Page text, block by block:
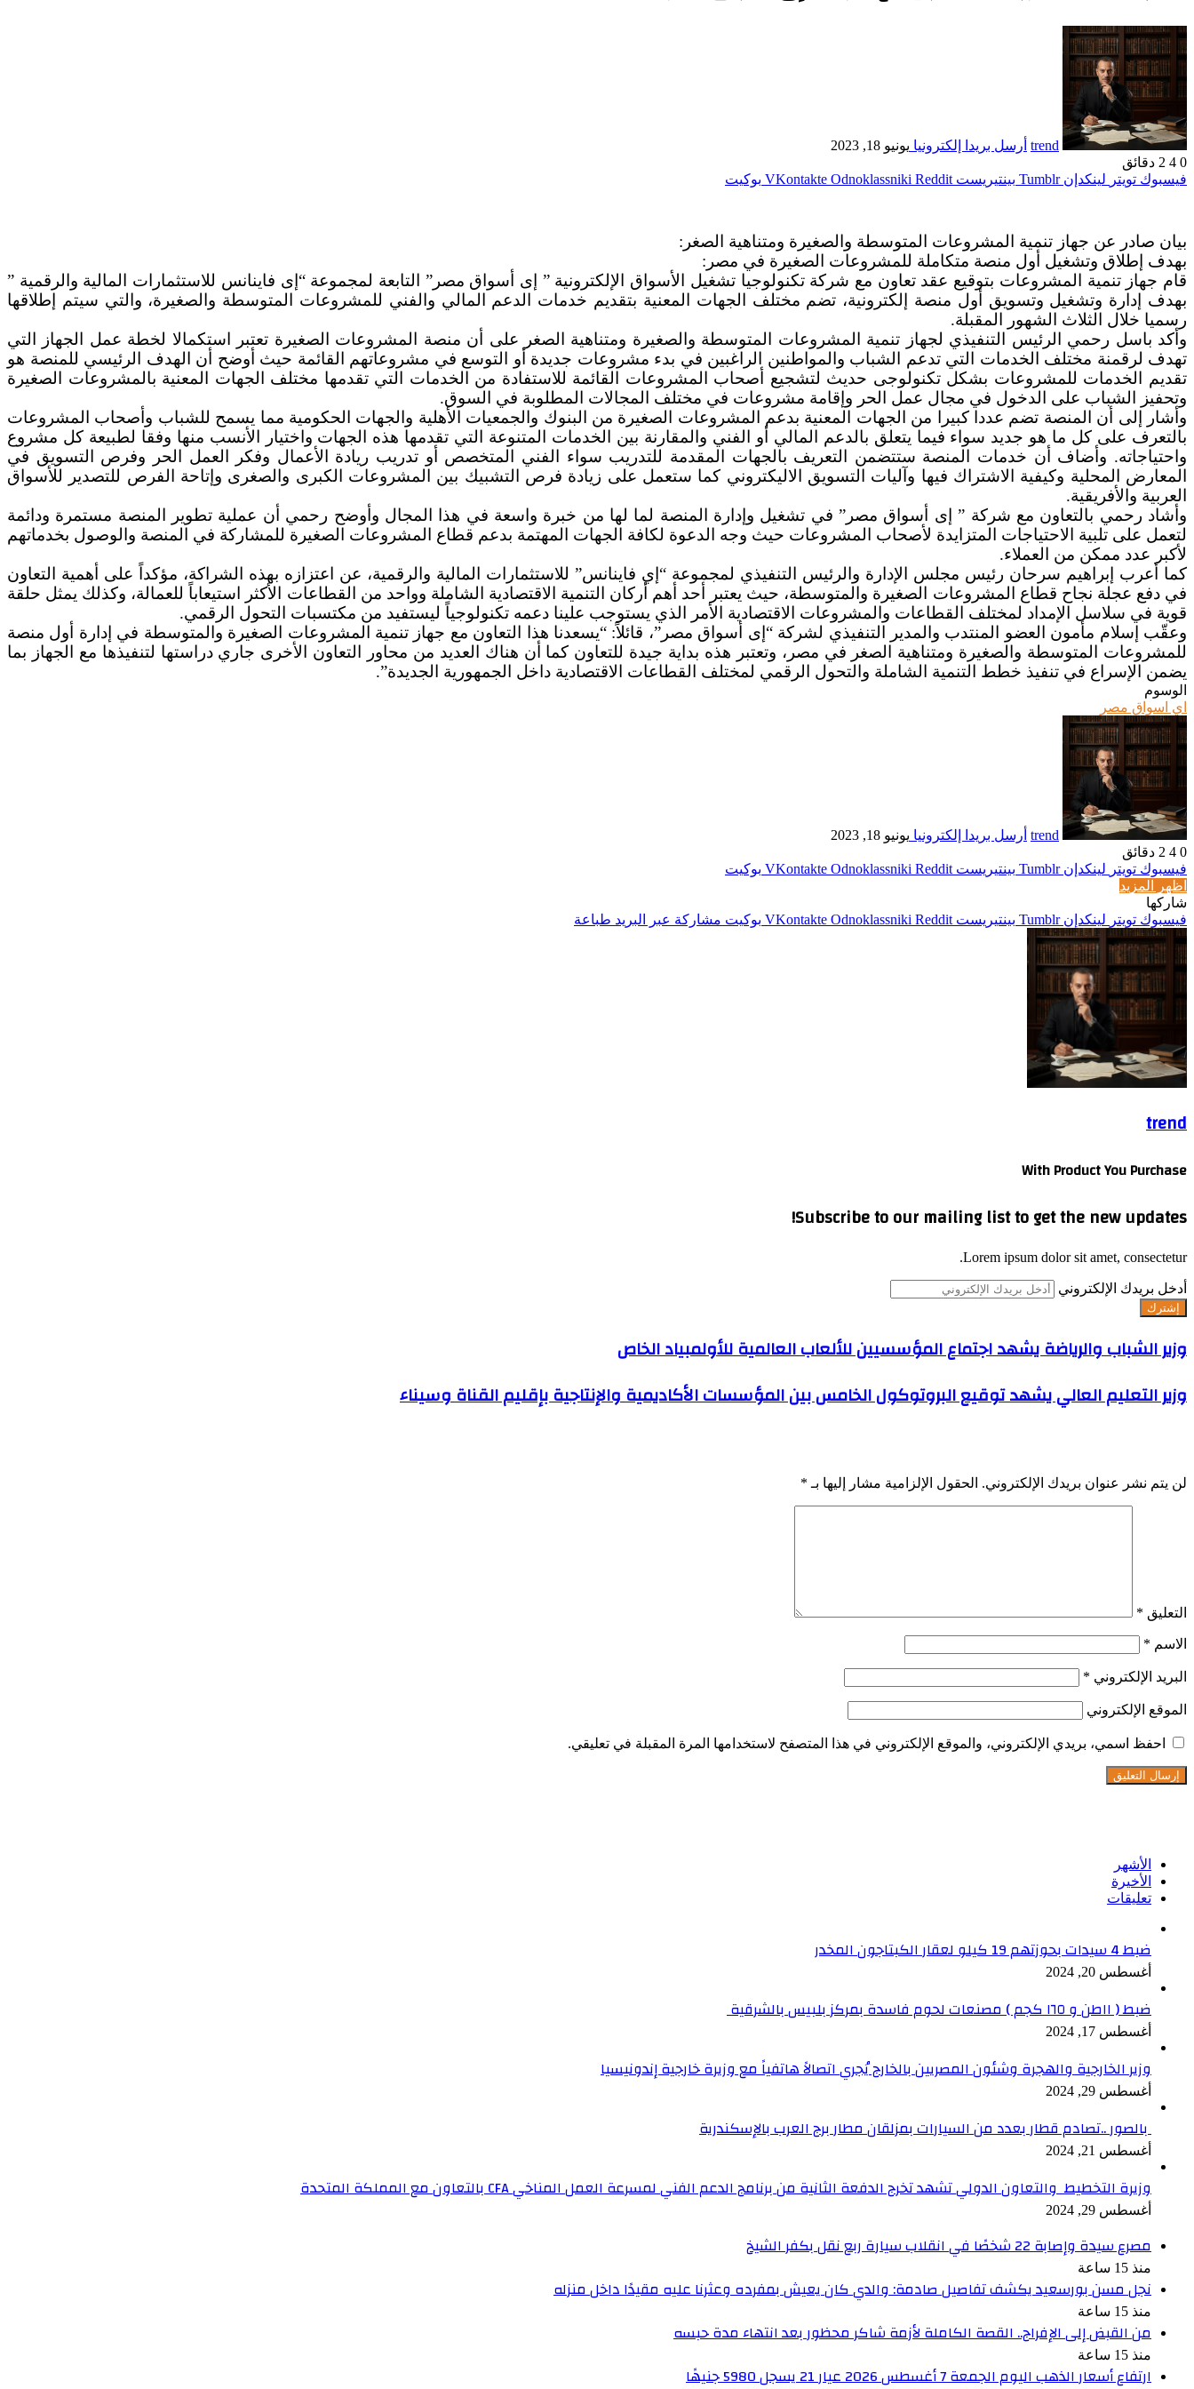
trend أرسل بريدا إلكترونيا يونيو 18, 2023
0
2 دقائق
فيسبوك تويتر لينكدإن بينتيريست Odnoklassniki بوكيت
بيان صادر عن جهاز تنمية المشروعات المتوسطة والصغيرة ومتناهية الصغر:
بهدف إطلاق وتشغيل أول منصة متكاملة للمشروعات الصغيرة في مصر:
قام جهاز تنمية المشروعات بتوقيع عقد تعاون مع شركة تكنولوجيا تشغيل الأسواق الإلكترونية ” إى أسواق مصر” التابعة لمجموعة “إى فاينانس للاستثمارات المالية والرقمية ”
بهدف إدارة وتشغيل وتسويق أول منصة إلكترونية، تضم مختلف الجهات المعنية بتقديم خدمات الدعم المالي والفني للمشروعات المتوسطة والصغيرة، والتي سيتم إطلاقها
رسميا خلال الثلاث الشهور المقبلة.
وأكد باسل رحمي الرئيس التنفيذي لجهاز تنمية المشروعات المتوسطة والصغيرة ومتناهية الصغر على أن منصة المشروعات الصغيرة تعتبر استكمالا لخطة عمل الجهاز التي
تهدف لرقمنة مختلف الخدمات التي تدعم الشباب والمواطنين الراغبين في بدء مشروعات جديدة أو التوسع في مشروعاتهم القائمة حيث أوضح أن الهدف الرئيسي للمنصة هو
تقديم الخدمات للمشروعات بشكل تكنولوجى حديث لتشجيع أصحاب المشروعات القائمة للاستفادة من الخدمات التي تقدمها مختلف الجهات المعنية بالمشروعات الصغيرة
وتحفيز الشباب على الدخول في مجال عمل الحر وإقامة مشروعات في مختلف المجالات المطلوبة في السوق.
وأشار إلى أن المنصة تضم عددا كبيرا من الجهات المعنية بدعم المشروعات الصغيرة من البنوك والجمعيات الأهلية والجهات الحكومية مما يسمح للشباب وأصحاب المشروعات
بالتعرف على كل ما هو جديد سواء فيما يتعلق بالدعم المالي أو الفني والمقارنة بين الخدمات المتنوعة التي تقدمها هذه الجهات واختيار الأنسب منها وفقا لطبيعة كل مشروع
واحتياجاته. وأضاف أن خدمات المنصة ستتضمن التعريف بالجهات المقدمة للتدريب سواء الفني المتخصص أو تدريب ريادة الأعمال وفكر العمل الحر وفرص التسويق في
المعارض المحلية وكيفية الاشتراك فيها وآليات التسويق الاليكتروني كما ستعمل على زيادة فرص التشبيك بين المشروعات الكبرى والصغرى وإتاحة الفرص للتصدير للأسواق
العربية والأفريقية.
وأشاد رحمي بالتعاون مع شركة ” إى أسواق مصر” في تشغيل وإدارة المنصة لما لها من خبرة واسعة في هذا المجال وأوضح رحمي أن عملية تطوير المنصة مستمرة ودائمة
لتعمل على تلبية الاحتياجات المتزايدة لأصحاب المشروعات حيث وجه الدعوة لكافة الجهات المهتمة بدعم قطاع المشروعات الصغيرة للمشاركة في المنصة والوصول بخدماتهم
لأكبر عدد ممكن من العملاء.
كما أعرب إبراهيم سرحان رئيس مجلس الإدارة والرئيس التنفيذي لمجموعة “إي فاينانس” للاستثمارات المالية والرقمية، عن اعتزازه بهذه الشراكة، مؤكداً على أهمية التعاون
في دفع عجلة نجاح قطاع المشروعات الصغيرة والمتوسطة، حيث يعتبر أحد أهم أركان التنمية الاقتصادية الشاملة وواحد من القطاعات الأكثر استيعاباً للعمالة، وكذلك يمثل حلقة
قوية في سلاسل الإمداد لمختلف القطاعات والمشروعات الاقتصادية الأمر الذي يستوجب علينا دعمه تكنولوجياً ليستفيد من مكتسبات التحول الرقمي.
وعقّب إسلام مأمون العضو المنتدب والمدير التنفيذي لشركة “إى أسواق مصر”، قائلاً: “يسعدنا هذا التعاون مع جهاز تنمية المشروعات الصغيرة والمتوسطة في إدارة أول منصة
للمشروعات المتوسطة والصغيرة ومتناهية الصغر في مصر، وتعتبر هذه بداية جيدة للتعاون كما أن هناك العديد من محاور التعاون الأخرى جاري دراستها لتنفيذها مع الجهاز بما
يضمن الإسراع في تنفيذ خطط التنمية الشاملة والتحول الرقمي لمختلف القطاعات الاقتصادية داخل الجمهورية الجديدة”.
الوسوم
اي اسواق مصر
trend أرسل بريدا إلكترونيا يونيو 18, 2023
0
2 دقائق
فيسبوك تويتر لينكدإن بينتيريست Odnoklassniki
بوكيت
اظهر المزيد
شاركها
فيسبوك تويتر لينكدإن بينتيريست Odnoklassniki بوكيت مشاركة عبر البريد طباعة
trend
With Product You Purchase
Subscribe to our mailing list to get the new updates!
Lorem ipsum dolor sit amet, consectetur.
أدخل بريدك الإلكتروني
وزير الشباب والرياضة يشهد اجتماع المؤسسيين للألعاب العالمية للأولمبياد الخاص
وزير التعليم العالي يشهد توقيع البروتوكول الخامس بين المؤسسات الأكاديمية والإنتاجية بإقليم القناة وسيناء
لن يتم نشر عنوان بريدك الإلكتروني. الحقول الإلزامية مشار إليها بـ *
التعليق *
الاسم *
البريد الإلكتروني *
الموقع الإلكتروني
احفظ اسمي، بريدي الإلكتروني، والموقع الإلكتروني في هذا المتصفح لاستخدامها المرة المقبلة في تعليقي.
الأشهر
الأخيرة
تعليقات
ضبط 4 سيدات بحوزتهم 19 كيلو لعقار الكبتاجون المخدر
أغسطس 20, 2024
ضبط ( ١١طن و ١٦٥ كجم ) مصنعات لحوم فاسدة بمركز بلبيس بالشرقية
أغسطس 17, 2024
وزير الخارجية والهجرة وشئون المصريين بالخارج يُجري اتصالاً هاتفياً مع وزيرة خارجية إندونيسيا
أغسطس 29, 2024
بالصور ..تصادم قطار بعدد من السيارات بمزلقان مطار برج العرب بالإسكندرية
أغسطس 21, 2024
وزيرة التخطيط والتعاون الدولي تشهد تخرج الدفعة الثانية من برنامج الدعم الفني لمسرعة العمل المناخي CFA بالتعاون مع المملكة المتحدة
أغسطس 29, 2024
مصرع سيدة وإصابة 22 شخصًا في انقلاب سيارة ربع نقل بكفر الشيخ
منذ 15 ساعة
نجل مسن بورسعيد يكشف تفاصيل صادمة: والدي كان يعيش بمفرده وعثرنا عليه مقيدًا داخل منزله
منذ 15 ساعة
من القبض إلى الإفراج.. القصة الكاملة لأزمة شاكر محظور بعد انتهاء مدة حبسه
منذ 15 ساعة
ارتفاع أسعار الذهب اليوم الجمعة 7 أغسطس 2026 عيار 21 يسجل 5980 جنيهًا